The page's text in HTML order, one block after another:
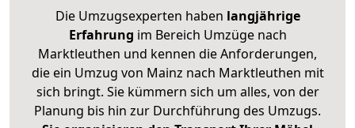
Die Umzugsexperten haben langjährige
Erfahrung im Bereich Umzüge nach
Marktleuthen und kennen die Anforderungen,
die ein Umzug von Mainz nach Marktleuthen mit
sich bringt. Sie kümmern sich um alles, von der
Planung bis hin zur Durchführung des Umzugs.